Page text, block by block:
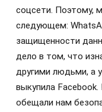
соцсети. Поэтому,
следующем:
защищенности
дело в том, что
другими людьми, а
выкупила
обещали нам